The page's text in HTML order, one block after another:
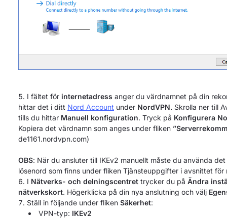
I fältet för internetadress anger du värdnamnet på din
hittar det i ditt Nord Account under NordVPN. Skrolla ner till
tills du hittar Manuell konfiguration. Tryck på Konfigurera
Kopiera det värdnamn som anges under fliken
de1161.nordvpn.com)
OBS: När du ansluter till IKEv2 manuellt måste du använda
lösenord som finns under fliken Tjänsteuppgifter i avsnittet för
I Nätverks- och delningscentret trycker du på Ändra
nätverkskort. Högerklicka på din nya anslutning och välj
Ställ in följande under fliken Säkerhet:
VPN-typ: IKEv2